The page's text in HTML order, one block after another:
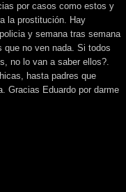
por casos como estos y
la prostitución. Hay
y semana tras semana
que no ven nada. Si todos
no lo van a saber ellos?.
hasta padres que
Gracias Eduardo por darme